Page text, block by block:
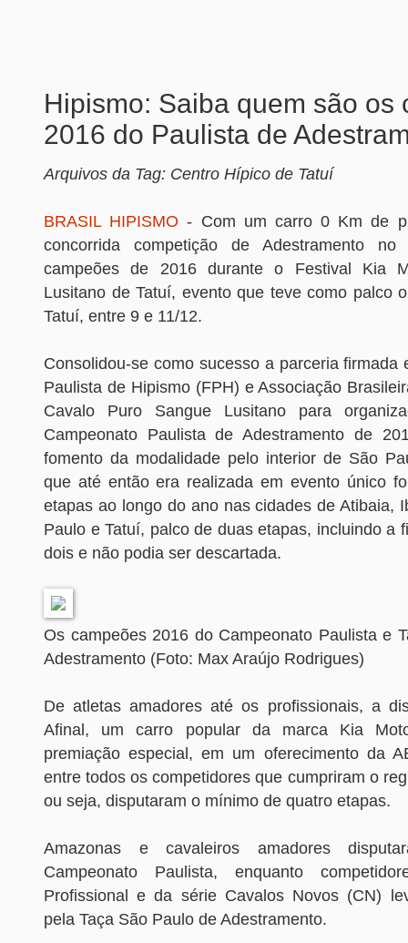
Hipismo: Saiba quem são os
2016 do Paulista de
Arquivos da Tag: Centro Hípico de Tatuí
BRASIL HIPISMO - Com um carro 0 Km de
concorrida competição de Adestramento
campeões de 2016 durante o Festival Kia
Lusitano de Tatuí, evento que teve como palco
Tatuí, entre 9 e 11/12.
Consolidou-se como sucesso a parceria firmada
Paulista de Hipismo (FPH) e Associação
Cavalo Puro Sangue Lusitano para
Campeonato Paulista de Adestramento de
fomento da modalidade pelo interior de São
que até então era realizada em evento único
etapas ao longo do ano nas cidades de Atibaia,
Paulo e Tatuí, palco de duas etapas, incluindo a
dois e não podia ser descartada.
Os campeões 2016 do Campeonato Paulista e
Adestramento (Foto: Max Araújo Rodrigues)
De atletas amadores até os profissionais, a
Afinal, um carro popular da marca Kia
premiação especial, em um oferecimento da
entre todos os competidores que cumpriram o
ou seja, disputaram o mínimo de quatro etapas.
Amazonas e cavaleiros amadores
Campeonato Paulista, enquanto
Profissional e da série Cavalos Novos (CN)
pela Taça São Paulo de Adestramento.